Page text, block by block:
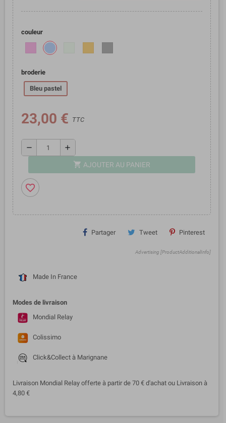
couleur
broderie
Bleu pastel
23,00 € TTC
remove add
shopping_cart AJOUTER AU PANIER
favorite_border
Partager Tweet Pinterest
Advertising [ProductAdditionalInfo]
Made In France
Modes de livraison
Mondial Relay
Colissimo
Click&Collect à Marignane
Livraison Mondial Relay offerte à partir de 70 € d'achat ou Livraison à
4,80 €